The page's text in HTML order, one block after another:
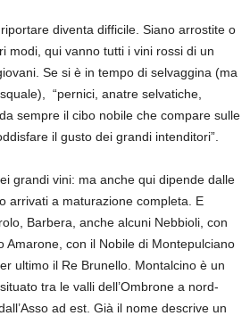
diventa difficile. Siano arrostite o
modi, qui vanno tutti i vini rossi di un
Se si è in tempo di selvaggina (ma
“pernici, anatre selvatiche
sempre il cibo nobile che compare sulle
il gusto dei grandi intenditori”.
grandi vini: ma anche qui dipende dalle
arrivati a maturazione completa. E
Barbera, anche alcuni Nebbioli, con
Amarone, con il Nobile di Montepulciano
ultimo il Re Brunello. Montalcino è un
tra le valli dell’Ombrone a nord-
ad est. Già il nome descrive un